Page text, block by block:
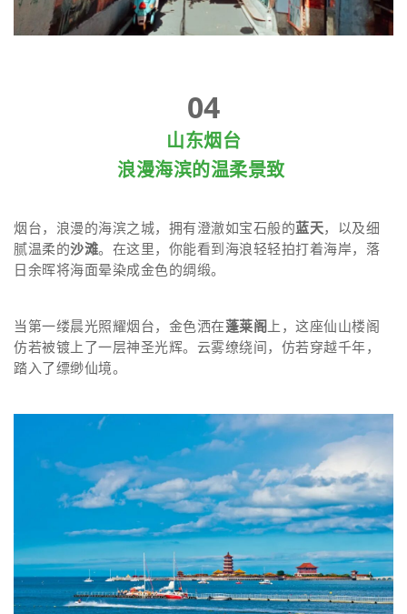
04
山东烟台
浪漫海滨的温柔景致
烟台，浪漫的海滨之城，拥有澄澈如宝石般的蓝天，以及细
腻温柔的沙滩。在这里，你能看到海浪轻轻拍打着海岸，落
日余晖将海面晕染成金色的绸缎。
当第一缕晨光照耀烟台，金色洒在蓬莱阁 上，这座仙山楼阁
仿若被镀上了一层神圣光辉。云雾缭绕间，仿若穿越千年，
踏入了缥缈仙境。